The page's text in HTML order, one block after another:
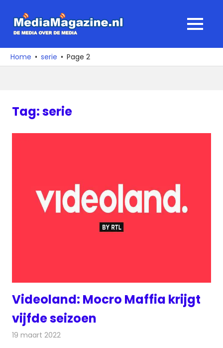
naar
media
over
MENU
Home serie Page 2
Tag:serie
Videoland: Mocro Maffia krijgt
vijfde seizoen
19 maart 2022